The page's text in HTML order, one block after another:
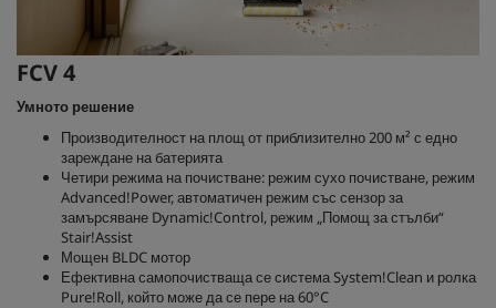
FCV 4
Умното решение
Производителност на площ от приблизително 200 м² с едно
зареждане на батерията
Четири режима на почистване: режим сухо почистване, режим
Advanced!Power, автоматичен режим със сензор за
замърсяване Dynamic!Control, режим „Помощ за стълби“
Stair!Assist
Мощен BLDC мотор
Ефективна самопочистваща се система System!Clean и ролка
Pure!Roll, който може да се пере на 60°C